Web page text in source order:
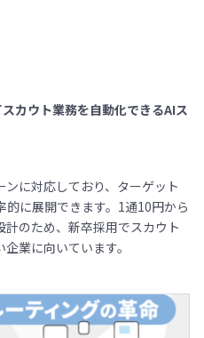
カウト業務を自動化できるAIス
に対応しており、ターゲット
に展開できます。1通10円から
のため、新卒採用でスカウト
業に向いています。